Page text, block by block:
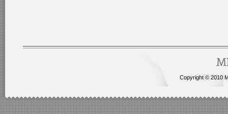
Copyright © 2010